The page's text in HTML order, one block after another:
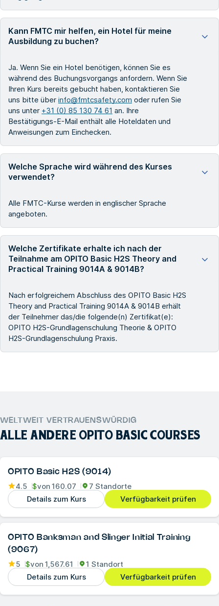
Kann FMTC mir helfen, ein Hotel für meine
Ausbildung zu buchen?
Ja. Wenn Sie ein Hotel benötigen, können Sie es
während des Buchungsvorgangs anfordern. Wenn Sie
Ihren Kurs bereits gebucht haben, kontaktieren Sie
uns bitte über info@fmtcsafety.com oder rufen Sie
uns unter +31 (0) 85 130 74 61 an. Ihre
Bestätigungs-E-Mail enthält alle Hoteldaten und
Anweisungen zum Einchecken.
Welche Sprache wird während des Kurses
verwendet?
Alle FMTC-Kurse werden in englischer Sprache
angeboten.
Welche Zertifikate erhalte ich nach der
Teilnahme am OPITO Basic H2S Theory and
Practical Training 9014A & 9014B?
Nach erfolgreichem Abschluss des OPITO Basic H2S
Theory and Practical Training 9014A & 9014B erhält
der Teilnehmer das/die folgende(n) Zertifikat(e):
OPITO H2S-Grundlagenschulung Theorie & OPITO
H2S-Grundlagenschulung Praxis.
WELTWEIT VERTRAUENSWÜRDIG
ALLE ANDERE OPITO BASIC COURSES
OPITO Basic H2S (9014)
4.5 $von 160.07
7 Standorte
Details zum Kurs
Verfügbarkeit prüfen
OPITO Banksman and Slinger Initial Training
(9067)
5 $von 1,567.61
1 Standort
Details zum Kurs
Verfügbarkeit prüfen